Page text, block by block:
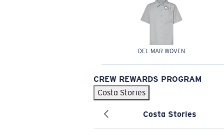
DEL MAR WOVEN
CREW REWARDS PROGRAM
Costa Stories
Costa Stories